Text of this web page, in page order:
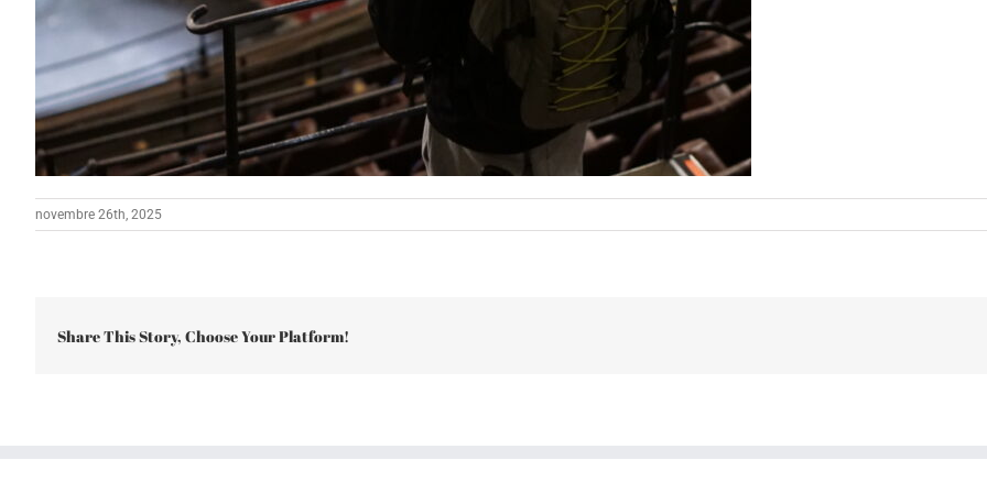
novembre 26th, 2025
Share This Story, Choose Your Platform!